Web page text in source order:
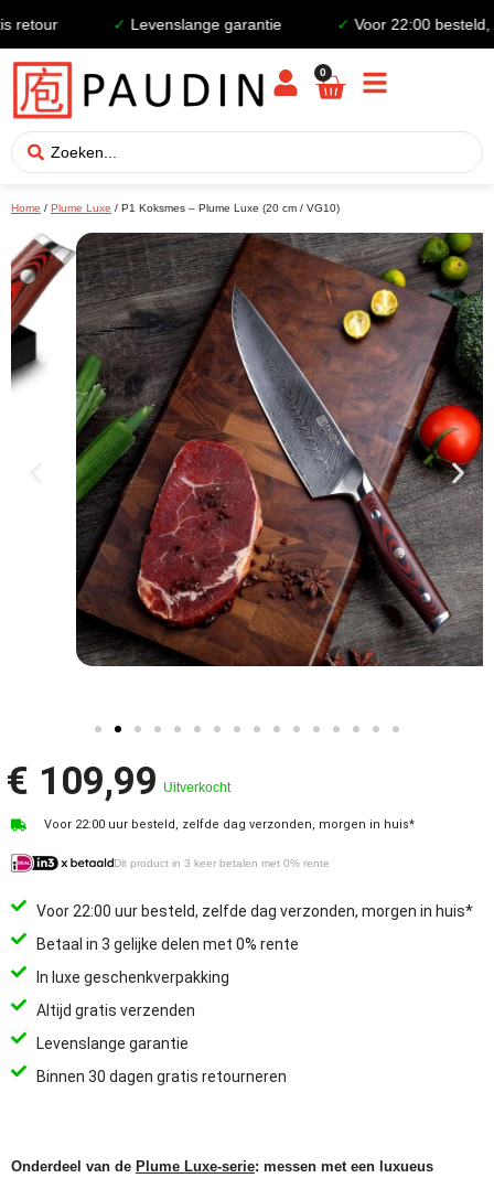
Levenslange garantie Voor 22:00 besteld,
0
Home / Plume Luxe / P1 Koksmes – Plume Luxe (20 cm / VG10)
€ 109,99 Uitverkocht
Voor 22:00 uur besteld, zelfde dag verzonden, morgen in huis*
Dit product in 3 keer betalen met 0% rente
Voor 22:00 uur besteld, zelfde dag verzonden, morgen in huis*
Betaal in 3 gelijke delen met 0% rente
In luxe geschenkverpakking
Altijd gratis verzenden
Levenslange garantie
Binnen 30 dagen gratis retourneren
Onderdeel van de Plume Luxe-serie: messen met een luxueus